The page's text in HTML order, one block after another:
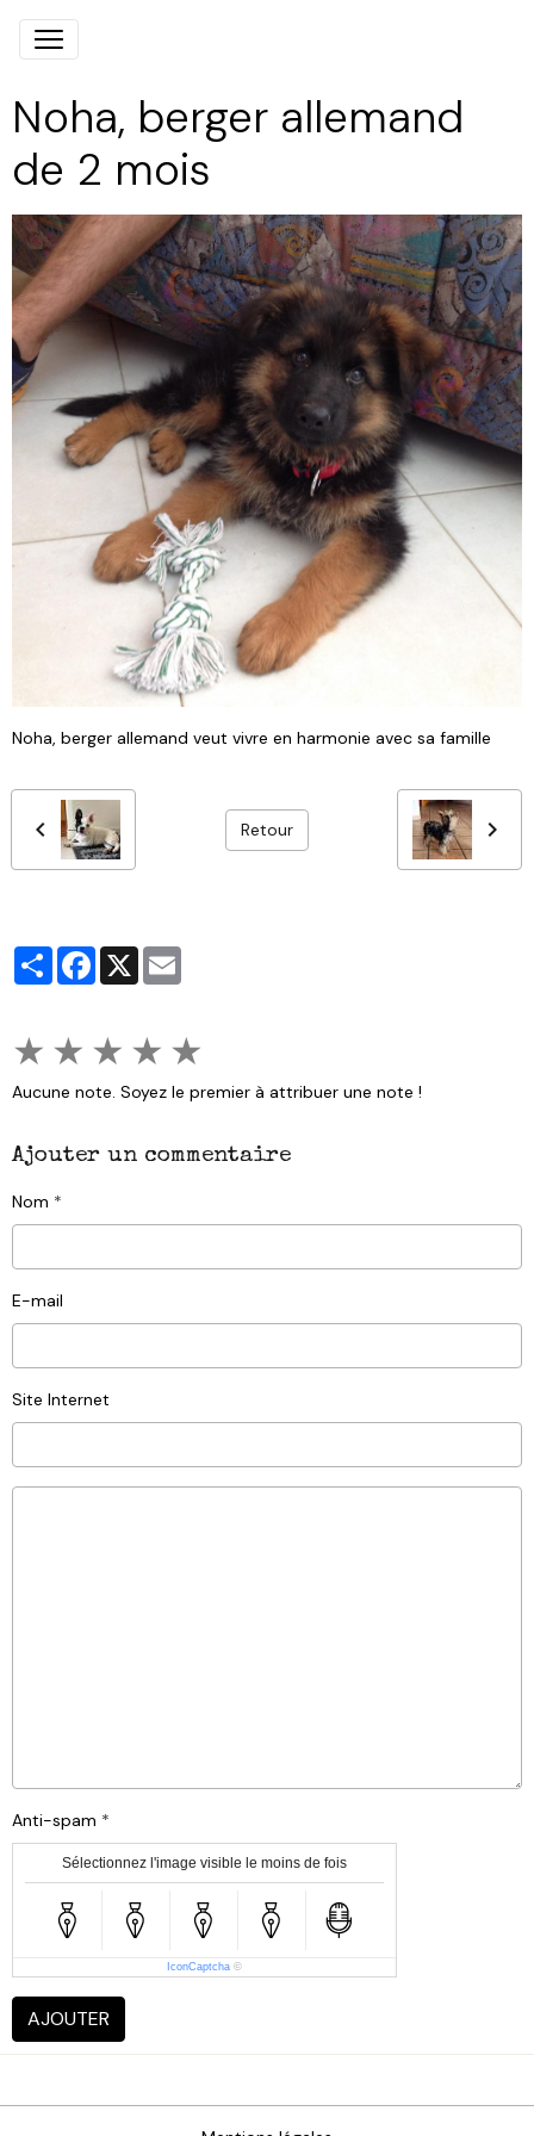
Noha, berger allemand
de 2 mois
Noha, berger allemand veut vivre en harmonie avec sa famille
Retour
PartagerFacebook
X
★ ★ ★ ★ ★
Aucune note. Soyez le premier à attribuer une note !
Ajouter un commentaire
Nom
E-mail
Site Internet
Anti-spam
Sélectionnez l'image visible le moins de fois
IconCaptcha ©
AJOUTER